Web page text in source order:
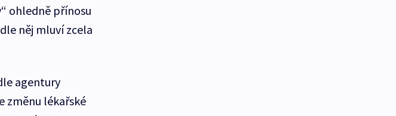
ohledně přínosu
něj mluví zcela
agentury
změnu lékařské